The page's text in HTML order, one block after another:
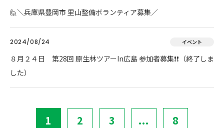
🙋＼兵庫県豊岡市 里山整備ボランティア募集／
2024/08/24 イベント
８月２４日 第28回 原生林ツアーIn広島 参加者募集❗❗（終了しま
した）
1 2 3 ... 8